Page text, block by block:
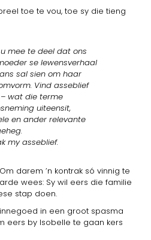
toe te vou, toe sy die tieng
mee te deel dat ons
se lewensverhaal
sal sien om haar
Vind asseblief
wat die terme
uiteensit,
en ander relevante
my asseblief.
darem ’n kontrak só vinnig te
wees: Sy wil eers die familie
stap doen.
in een groot spasma
eers by Isobelle te gaan kers